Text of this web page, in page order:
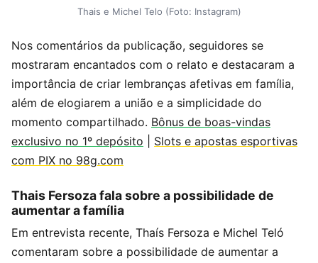
Thais e Michel Telo (Foto: Instagram)
Nos comentários da publicação, seguidores se
mostraram encantados com o relato e destacaram a
importância de criar lembranças afetivas em família,
além de elogiarem a união e a simplicidade do
momento compartilhado. Bônus de boas-vindas
exclusivo no 1º depósito
Slots e apostas esportivas
com PIX no 98g.com
Thais Fersoza fala sobre a possibilidade de
aumentar a família
Em entrevista recente, Thaís Fersoza e Michel Teló
comentaram sobre a possibilidade de aumentar a